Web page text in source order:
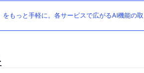
もっと手軽に。各サービスで広がるAI機能の